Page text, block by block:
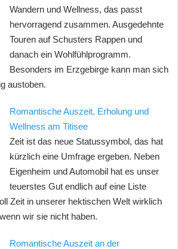
Wandern und Wellness, das passt
hervorragend zusammen. Ausgedehnte
Touren auf Schusters Rappen und
danach ein Wohlfühlprogramm.
Besonders im Erzgebirge kann man sich
austoben.
Romantische Auszeit, Erholung und
Wellness am Titisee
Zeit ist das neue Statussymbol, das hat
kürzlich eine Umfrage ergeben. Neben
Eigenheim und Automobil hat es unser
teuerstes Gut endlich auf eine Liste
Zeit in unserer hektischen Welt wirklich
wir sie nicht haben.
Romantische Auszeit an der